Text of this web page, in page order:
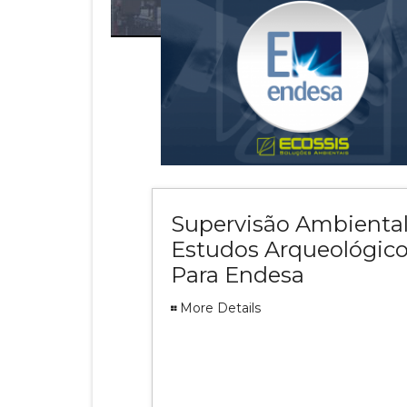
Supervisão
Estudos
Para Endesa
More Details